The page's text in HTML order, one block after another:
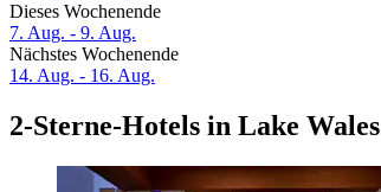
Dieses Wochenende
7. Aug. - 9. Aug.
Nächstes Wochenende
14. Aug. - 16. Aug.
2-Sterne-Hotels in Lake Wales